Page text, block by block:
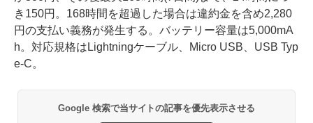
き150円。168時間を超過した場合は違約金を含め2,280
円の支払い義務が発生する。バッテリー容量は5,000mA
h。対応規格はLightningケーブル、Micro USB、USB Typ
e-C。
Google 検索で当サイトの記事を優先表示させる